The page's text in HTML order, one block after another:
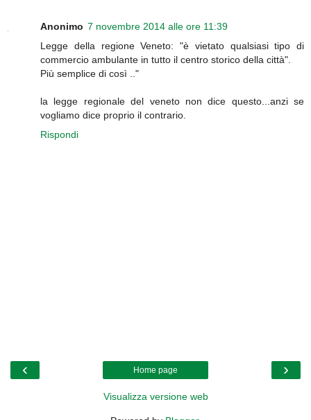
Anonimo 7 novembre 2014 alle ore 11:39
Legge della regione Veneto: "è vietato qualsiasi tipo di
commercio ambulante in tutto il centro storico della città".
Più semplice di così .."
la legge regionale del veneto non dice questo...anzi se
vogliamo dice proprio il contrario.
Rispondi
‹ ›
Home page
Visualizza versione web